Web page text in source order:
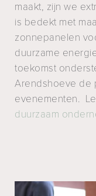
maakt, zijn we
is bedekt met
zonnepanelen
duurzame
toekomst
Arendshoeve de
evenementen.
duurzaam